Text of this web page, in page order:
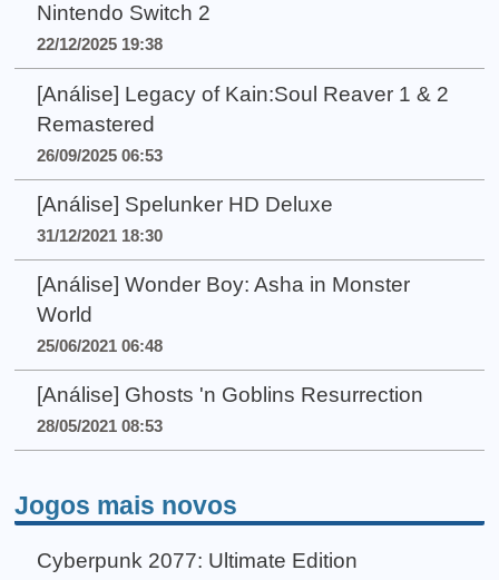
Nintendo Switch 2
22/12/2025 19:38
[Análise] Legacy of Kain:Soul Reaver 1 & 2
Remastered
26/09/2025 06:53
[Análise] Spelunker HD Deluxe
31/12/2021 18:30
[Análise] Wonder Boy: Asha in Monster
World
25/06/2021 06:48
[Análise] Ghosts 'n Goblins Resurrection
28/05/2021 08:53
Jogos mais novos
Cyberpunk 2077: Ultimate Edition